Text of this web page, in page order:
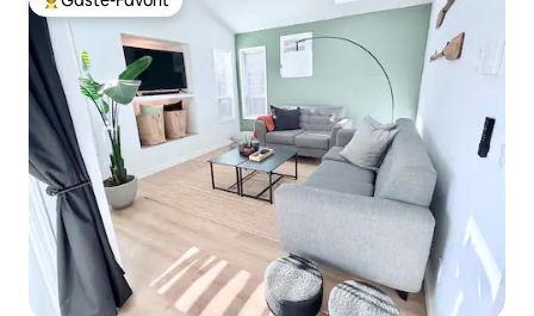
Beliebter Gäste-Favorit.